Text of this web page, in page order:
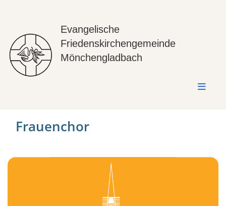
Evangelische
Friedenskirchengemeinde
Mönchengladbach
Frauenchor